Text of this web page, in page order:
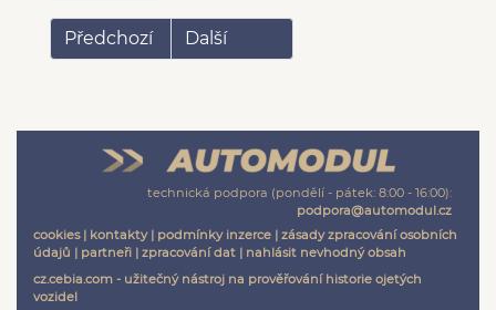
Předchozí Další
technická podpora (pondělí - pátek: 8:00 - 16:00):
podpora@automodul.cz
cookies| kontakty| podmínky inzerce | zásady zpracování osobních
údajů | partneři | zpracování dat | nahlásit nevhodný obsah
cz.cebia.com - užitečný nástroj na prověřování historie ojetých
vozidel